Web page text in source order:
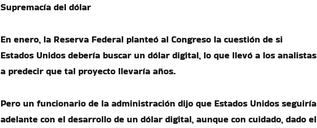
Supremacía del dólar
En enero, la Reserva Federal planteó al Congreso la cuestión de si
Estados Unidos debería buscar un dólar digital, lo que llevó a los analistas
a predecir que tal proyecto llevaría años.
Pero un funcionario de la administración dijo que Estados Unidos seguiría
adelante con el desarrollo de un dólar digital, aunque con cuidado, dado el